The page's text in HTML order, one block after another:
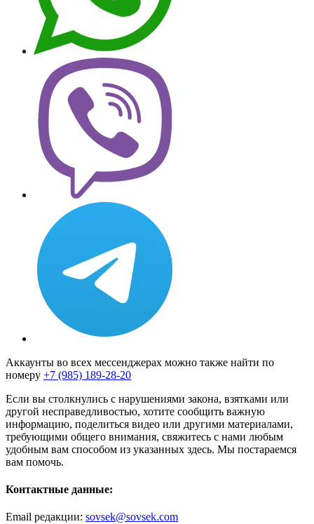
Аккаунты во всех мессенджерах можно также найти по
номеру +7 (985) 189-28-20
Если вы столкнулись с нарушениями закона, взятками или
другой несправедливостью, хотите сообщить важную
информацию, поделиться видео или другими материалами,
требующими общего внимания, свяжитесь с нами любым
удобным вам способом из указанных здесь. Мы постараемся
вам помочь.
Контактные данные:
Email редакции: sovsek@sovsek.com